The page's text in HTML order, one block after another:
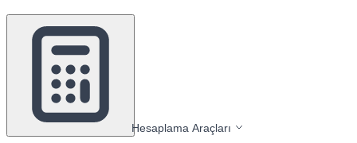
Hesaplama Araçları